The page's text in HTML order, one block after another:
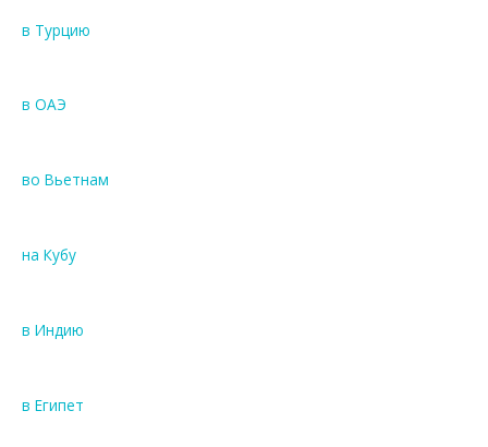
в Турцию
в ОАЭ
во Вьетнам
на Кубу
в Индию
в Египет